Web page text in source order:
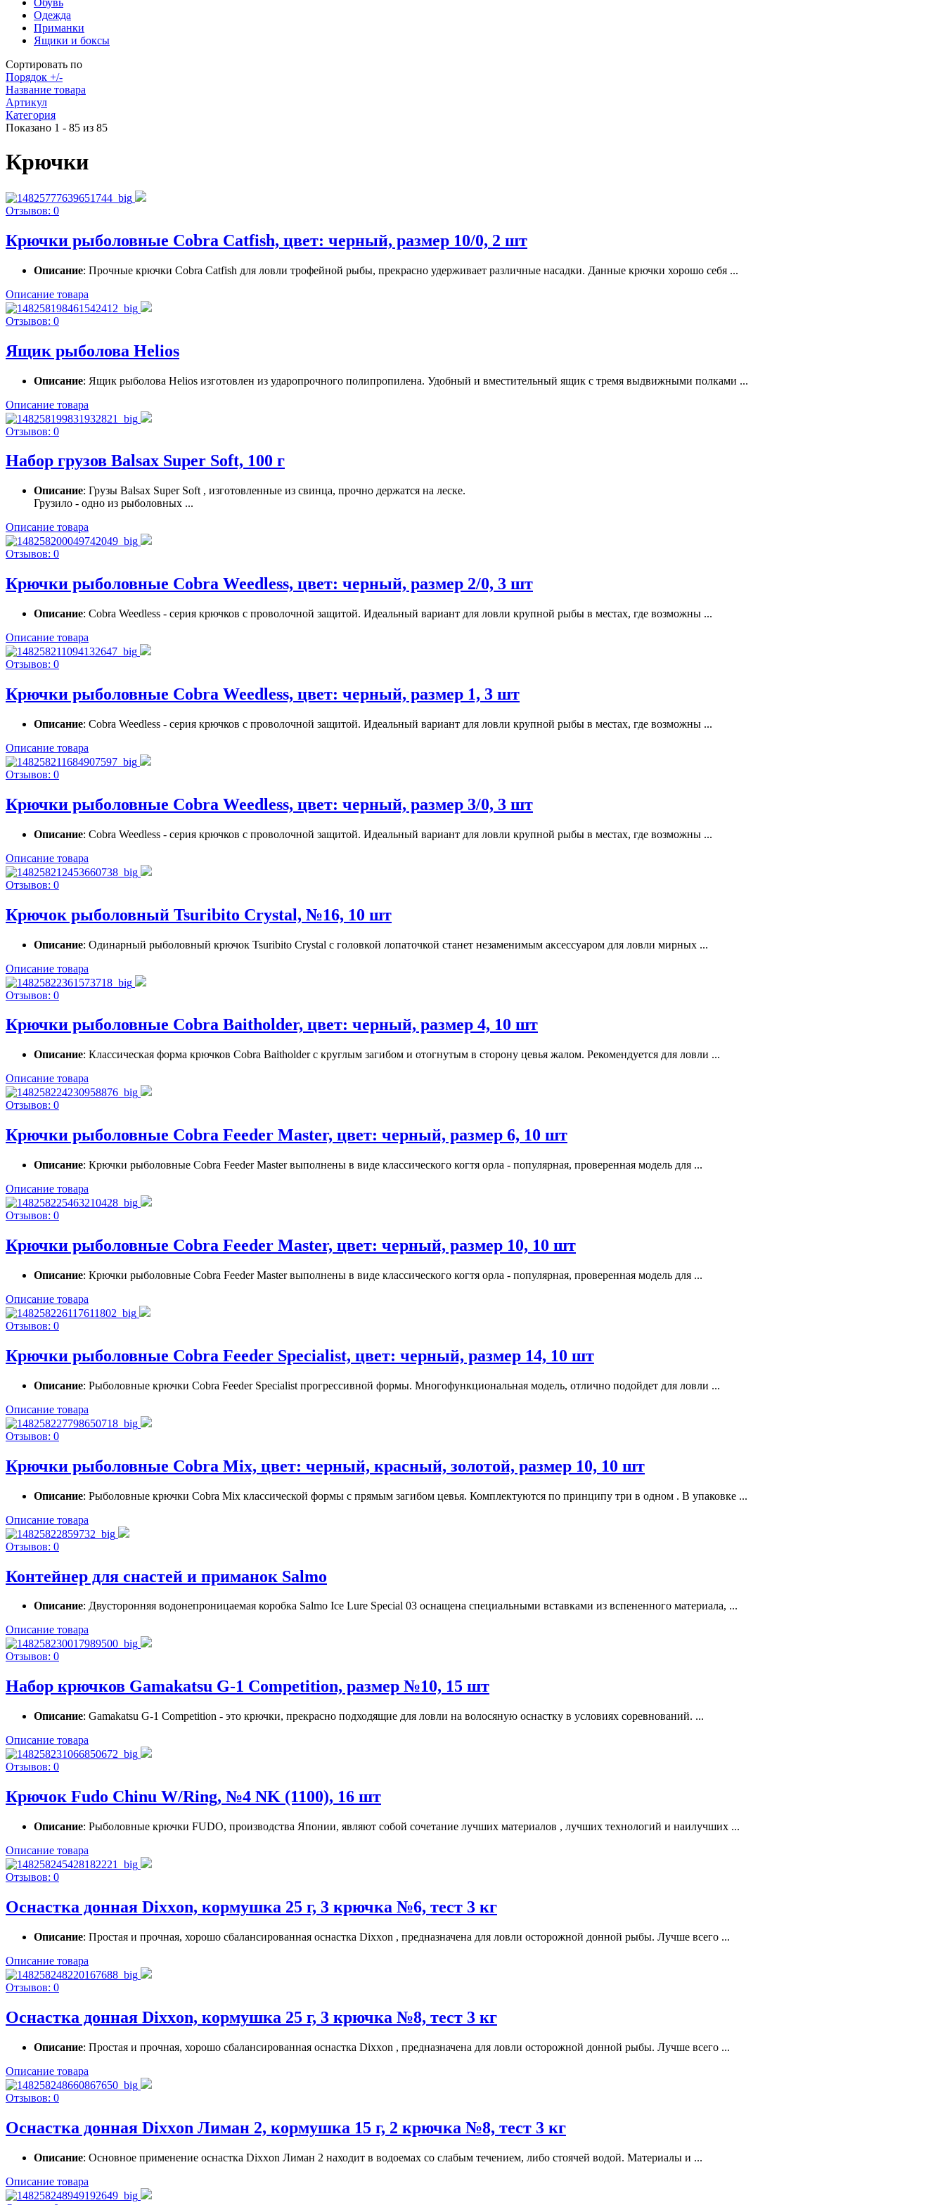
Обувь
Одежда
Приманки
Ящики и боксы
Сортировать по
Порядок +/-
Название товара
Артикул
Категория
Показано 1 - 85 из 85
Крючки
Отзывов: 0
Крючки рыболовные Cobra Catfish, цвет: черный, размер 10/0, 2 шт
Описание: Прочные крючки Cobra Catfish для ловли трофейной рыбы, прекрасно удерживает различные насадки. Данные крючки хорошо себя ...
Описание товара
Отзывов: 0
Ящик рыболова Helios
Описание: Ящик рыболова Helios изготовлен из ударопрочного полипропилена. Удобный и вместительный ящик с тремя выдвижными полками ...
Описание товара
Отзывов: 0
Набор грузов Balsax Super Soft, 100 г
Описание: Грузы Balsax Super Soft , изготовленные из свинца, прочно держатся на леске.
Грузило - одно из рыболовных ...
Описание товара
Отзывов: 0
Крючки рыболовные Cobra Weedless, цвет: черный, размер 2/0, 3 шт
Описание: Cobra Weedless - серия крючков c проволочной защитой. Идеальный вариант для ловли крупной рыбы в местах, где возможны ...
Описание товара
Отзывов: 0
Крючки рыболовные Cobra Weedless, цвет: черный, размер 1, 3 шт
Описание: Cobra Weedless - серия крючков c проволочной защитой. Идеальный вариант для ловли крупной рыбы в местах, где возможны ...
Описание товара
Отзывов: 0
Крючки рыболовные Cobra Weedless, цвет: черный, размер 3/0, 3 шт
Описание: Cobra Weedless - серия крючков c проволочной защитой. Идеальный вариант для ловли крупной рыбы в местах, где возможны ...
Описание товара
Отзывов: 0
Крючок рыболовный Tsuribito Crystal, №16, 10 шт
Описание: Одинарный рыболовный крючок Tsuribito Crystal с головкой лопаточкой станет незаменимым аксессуаром для ловли мирных ...
Описание товара
Отзывов: 0
Крючки рыболовные Cobra Baitholder, цвет: черный, размер 4, 10 шт
Описание: Классическая форма крючков Cobra Baitholder c круглым загибом и отогнутым в сторону цевья жалом. Рекомендуется для ловли ...
Описание товара
Отзывов: 0
Крючки рыболовные Cobra Feeder Master, цвет: черный, размер 6, 10 шт
Описание: Крючки рыболовные Cobra Feeder Master выполнены в виде классического когтя орла - популярная, проверенная модель для ...
Описание товара
Отзывов: 0
Крючки рыболовные Cobra Feeder Master, цвет: черный, размер 10, 10 шт
Описание: Крючки рыболовные Cobra Feeder Master выполнены в виде классического когтя орла - популярная, проверенная модель для ...
Описание товара
Отзывов: 0
Крючки рыболовные Cobra Feeder Specialist, цвет: черный, размер 14, 10 шт
Описание: Рыболовные крючки Cobra Feeder Specialist прогрессивной формы. Многофункциональная модель, отлично подойдет для ловли ...
Описание товара
Отзывов: 0
Крючки рыболовные Cobra Mix, цвет: черный, красный, золотой, размер 10, 10 шт
Описание: Рыболовные крючки Cobra Mix классической формы c прямым загибом цевья. Комплектуются по принципу три в одном . В упаковке ...
Описание товара
Отзывов: 0
Контейнер для снастей и приманок Salmo
Описание: Двусторонняя водонепроницаемая коробка Salmo Ice Lure Special 03 оснащена специальными вставками из вспененного материала, ...
Описание товара
Отзывов: 0
Набор крючков Gamakatsu G-1 Competition, размер №10, 15 шт
Описание: Gamakatsu G-1 Competition - это крючки, прекрасно подходящие для ловли на волосяную оснастку в условиях соревнований. ...
Описание товара
Отзывов: 0
Крючок Fudo Chinu W/Ring, №4 NK (1100), 16 шт
Описание: Рыболовные крючки FUDO, производства Японии, являют собой сочетание лучших материалов , лучших технологий и наилучших ...
Описание товара
Отзывов: 0
Оснастка донная Dixxon, кормушка 25 г, 3 крючка №6, тест 3 кг
Описание: Простая и прочная, хорошо сбалансированная оснастка Dixxon , предназначена для ловли осторожной донной рыбы. Лучше всего ...
Описание товара
Отзывов: 0
Оснастка донная Dixxon, кормушка 25 г, 3 крючка №8, тест 3 кг
Описание: Простая и прочная, хорошо сбалансированная оснастка Dixxon , предназначена для ловли осторожной донной рыбы. Лучше всего ...
Описание товара
Отзывов: 0
Оснастка донная Dixxon Лиман 2, кормушка 15 г, 2 крючка №8, тест 3 кг
Описание: Основное применение оснастка Dixxon Лиман 2 находит в водоемах со слабым течением, либо стоячей водой. Материалы и ...
Описание товара